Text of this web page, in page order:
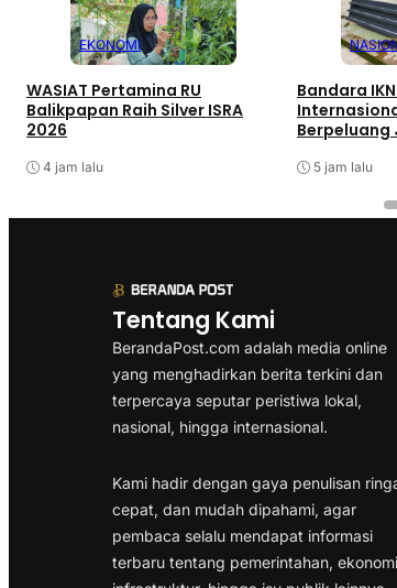
EKONOMI
WASIAT Pertamina RU
Balikpapan Raih Silver ISRA
2026
4 jam lalu
Bandara
Berpeluang
5 jam lalu
Tentang Kami
BerandaPost.com adalah media online
yang menghadirkan berita terkini dan
terpercaya seputar peristiwa lokal,
nasional, hingga internasional.
Kami hadir dengan gaya penulisan
cepat, dan mudah dipahami, agar
pembaca selalu mendapat informasi
terbaru tentang pemerintahan,